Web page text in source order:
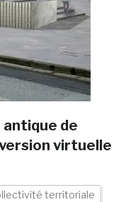
antique de
virtuelle
territoriale